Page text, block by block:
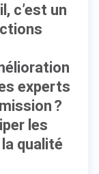
c’est un
experts
?
les
qualité